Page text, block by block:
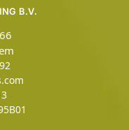
B.V.